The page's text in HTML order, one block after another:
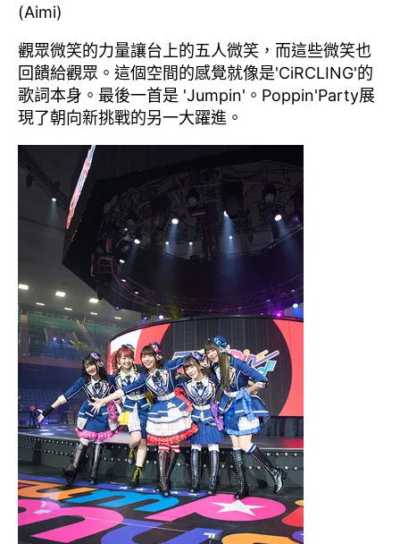
(Aimi)
觀眾微笑的力量讓台上的五人微笑，而這些微笑也
回饋給觀眾。這個空間的感覺就像是'CiRCLING'的
歌詞本身。最後一首是 'Jumpin'。Poppin'Party展
現了朝向新挑戰的另一大躍進。